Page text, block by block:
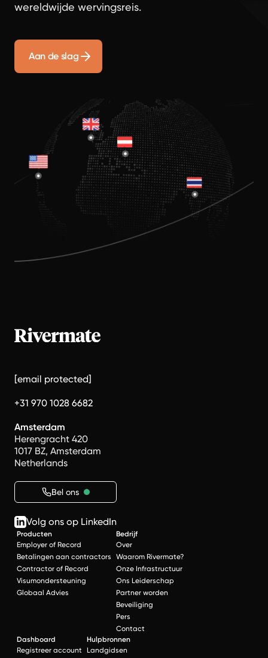
wereldwijde wervingsreis.
Aan de slag
[email protected]
+31 970 1028 6682
Amsterdam
Herengracht 420
1017 BZ, Amsterdam
Netherlands
Bel ons
Volg ons op LinkedIn
Producten
Employer of Record
Betalingen aan contractors
Contractor of Record
Visumondersteuning
Globaal Advies
Bedrijf
Over
Waarom Rivermate?
Onze Infrastructuur
Ons Leiderschap
Partner worden
Beveiliging
Pers
Contact
Dashboard
Registreer account
Hulpbronnen
Landgidsen